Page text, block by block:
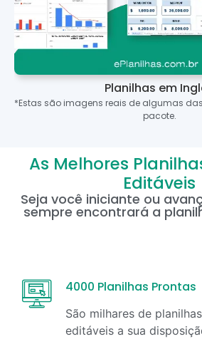
Planilhas em
*Estas são imagens reais de algumas
pacote.
As Melhores
Editáveis
Seja você iniciante ou
sempre encontrará a
4000 Planilhas Prontas
São milhares de
editáveis a sua